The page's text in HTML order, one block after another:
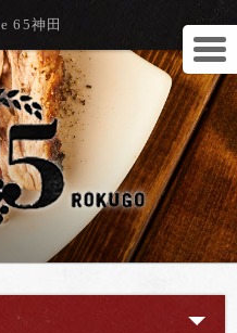
65神田